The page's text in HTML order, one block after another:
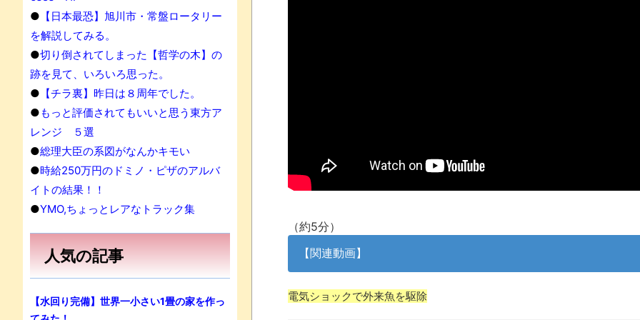
【中国】パトカーの前で好演技www当たり屋やお煽り運転など
「ム、ムリです・・・」メガネ美人ナースに入院中のオレのオ
ナチスドイツは何故バルバロッサ作戦とかいう無茶に踏み切っ
ブログお引越しのお知らせ
【極画像】名古屋の地下鉄wwwwwwwwwwww
（約5分）
【関連動画】
電気ショックで外来魚を駆除
● 【日本最恐】旭川市・常盤ロータリー
を解説してみる。
●切り倒されてしまった【哲学の木】の
跡を見て、いろいろ思った。
● 【チラ裏】昨日は８周年でした。
●もっと評価されてもいいと思う東方ア
レンジ ５選
●総理大臣の系図がなんかキモい
●時給250万円のドミノ・ピザのアルバ
イトの結果！！
●YMO,ちょっとレアなトラック集
人気の記事
【水回り完備】世界一小さい1畳の家を作っ